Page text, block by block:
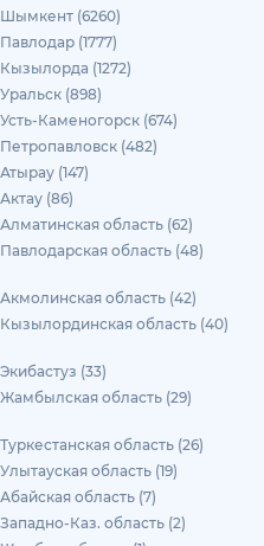
Шымкент (6260)
Павлодар (1777)
Кызылорда (1272)
Уральск (898)
Усть-Каменогорск (674)
Петропавловск (482)
Атырау (147)
Актау (86)
Алматинская область (62)
Павлодарская область (48)
Акмолинская область (42)
Кызылординская область (40)
Экибастуз (33)
Жамбылская область (29)
Туркестанская область (26)
Улытауская область (19)
Абайская область (7)
Западно-Каз. область (2)